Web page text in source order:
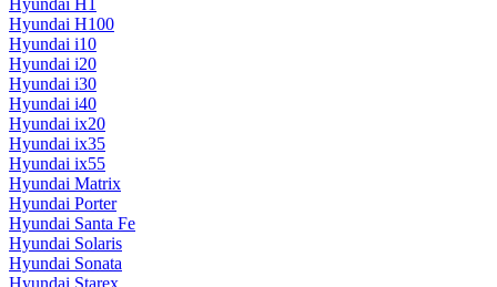
Hyundai H1
Hyundai H100
Hyundai i10
Hyundai i20
Hyundai i30
Hyundai i40
Hyundai ix20
Hyundai ix35
Hyundai ix55
Hyundai Matrix
Hyundai Porter
Hyundai Santa Fe
Hyundai Solaris
Hyundai Sonata
Hyundai Starex